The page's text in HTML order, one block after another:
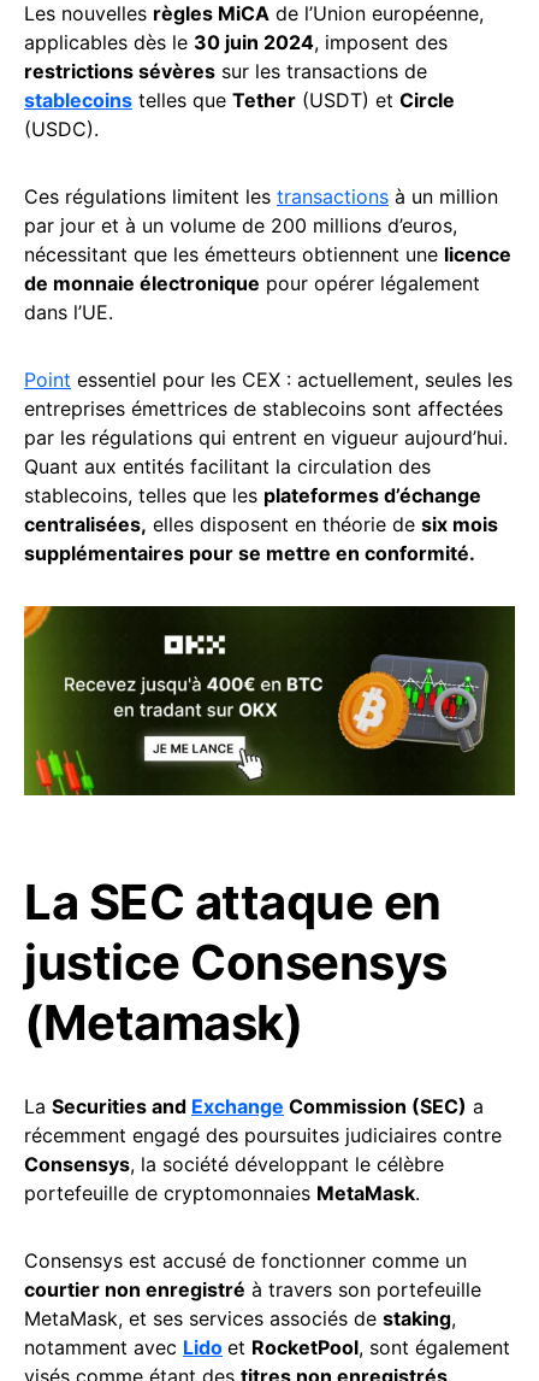
Les nouvelles règles MiCA de l’Union européenne,
applicables dès le 30 juin 2024, imposent des
restrictions sévères sur les transactions de
stablecoins telles que Tether (USDT) et Circle
(USDC).
Ces régulations limitent les transactions à un million
par jour et à un volume de 200 millions d’euros,
nécessitant que les émetteurs obtiennent une licence
de monnaie électronique pour opérer légalement
dans l’UE.
Point essentiel pour les CEX : actuellement, seules les
entreprises émettrices de stablecoins sont affectées
par les régulations qui entrent en vigueur aujourd’hui.
Quant aux entités facilitant la circulation des
stablecoins, telles que les plateformes d’échange
centralisées, elles disposent en théorie de six mois
supplémentaires pour se mettre en conformité.
La SEC attaque en
justice Consensys
(Metamask)
La Securities and Exchange Commission (SEC) a
récemment engagé des poursuites judiciaires contre
Consensys, la société développant le célèbre
portefeuille de cryptomonnaies MetaMask.
Consensys est accusé de fonctionner comme un
courtier non enregistré à travers son portefeuille
MetaMask, et ses services associés de staking,
notamment avec Lido et RocketPool, sont également
visés comme étant des titres non enregistrés.